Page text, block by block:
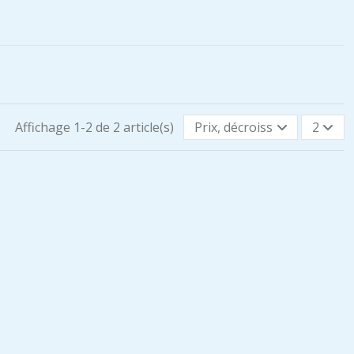
Affichage 1-2 de 2 article(s) Prix, décroissant 2